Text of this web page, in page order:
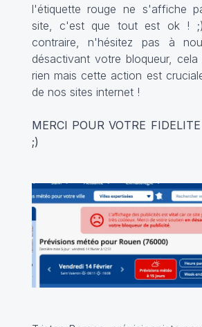
l'étiquette rouge ne s'affiche
site, c'est que tout est ok !
contraire, n'hésitez pas à
désactivant votre bloqueur,
rien mais cette action est
de nos sites internet !
MERCI POUR VOTRE
;)